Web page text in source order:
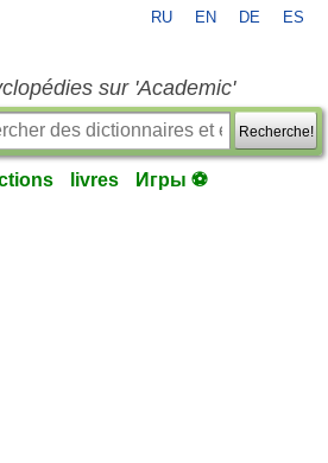
RU EN DE ES
sur 'Academic'
Recherche!
livres Игры ⚽